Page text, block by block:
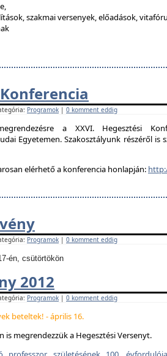
szakmai versenyek, előadások,
Programok | 0 komment eddig
a XXVI. Hegesztési
Egyetemen. Szakosztályunk részéről is
elérhető a konferencia honlapján:
Programok | 0 komment eddig
én, csütörtökön
2012
Programok | 0 komment eddig
beteltek! - április 16.
megrendezzük a Hegesztési Versenyt.